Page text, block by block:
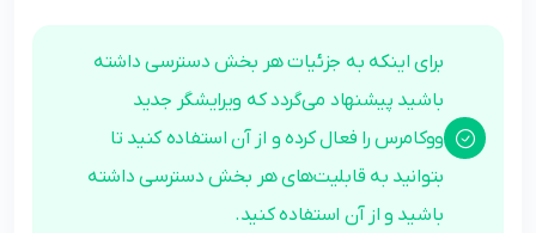
برای اینکه به جزئیات هر بخش دسترسی داشته
باشید پیشنهاد می‌گردد که ویرایشگر جدید
ووکامرس را فعال کرده و از آن استفاده کنید تا
بتوانید به قابلیت‌های هر بخش دسترسی داشته
باشید و از آن استفاده کنید.